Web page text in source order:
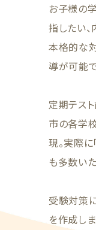
お子様の
指したい
本格的な
導が可能で
定期テス
市の各学
現。実際
も多数い
受験対策
を作成し